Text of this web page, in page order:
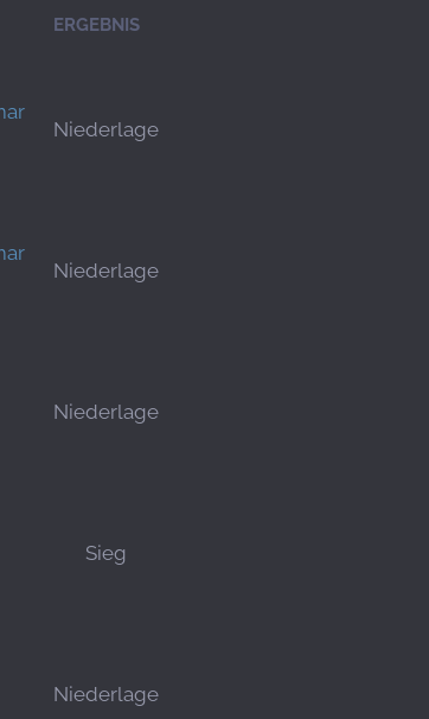
ERGEBNIS
Niederlage
Niederlage
Niederlage
Sieg
Niederlage